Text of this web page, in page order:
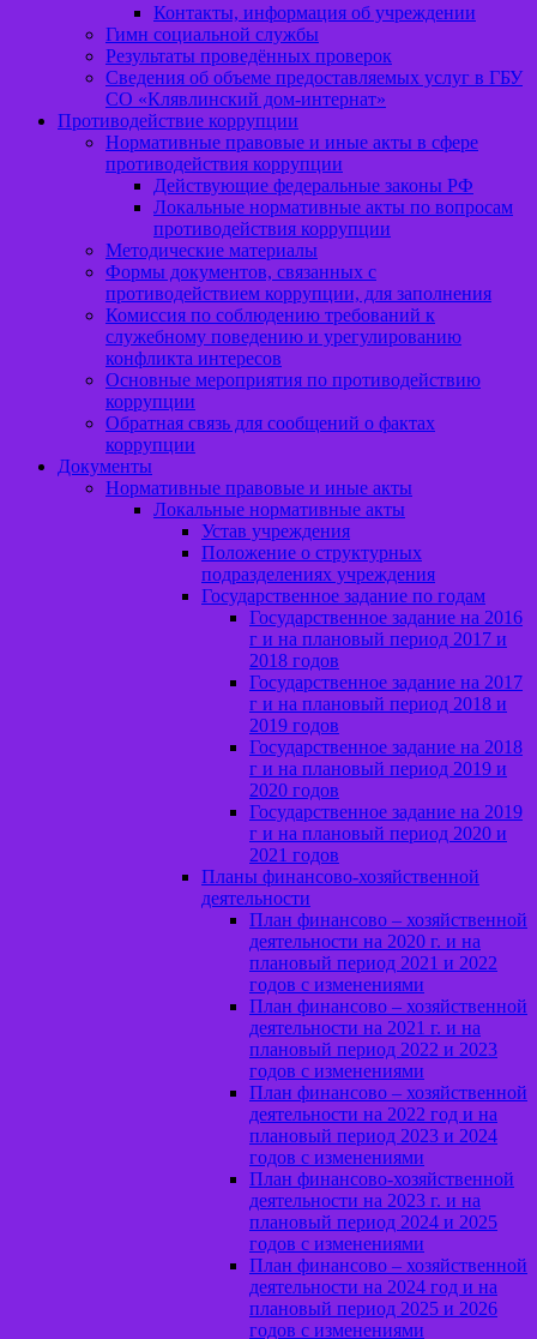
Контакты, информация об учреждении
Гимн социальной службы
Результаты проведённых проверок
Сведения об объеме предоставляемых услуг в ГБУ
СО «Клявлинский дом-интернат»
Противодействие коррупции
Нормативные правовые и иные акты в сфере
противодействия коррупции
Действующие федеральные законы РФ
Локальные нормативные акты по вопросам
противодействия коррупции
Методические материалы
Формы документов, связанных с
противодействием коррупции, для заполнения
Комиссия по соблюдению требований к
служебному поведению и урегулированию
конфликта интересов
Основные мероприятия по противодействию
коррупции
Обратная связь для сообщений о фактах
коррупции
Документы
Нормативные правовые и иные акты
Локальные нормативные акты
Устав учреждения
Положение о структурных
подразделениях учреждения
Государственное задание по годам
Государственное задание на 2016
г и на плановый период 2017 и
2018 годов
Государственное задание на 2017
г и на плановый период 2018 и
2019 годов
Государственное задание на 2018
г и на плановый период 2019 и
2020 годов
Государственное задание на 2019
г и на плановый период 2020 и
2021 годов
Планы финансово-хозяйственной
деятельности
План финансово – хозяйственной
деятельности на 2020 г. и на
плановый период 2021 и 2022
годов с изменениями
План финансово – хозяйственной
деятельности на 2021 г. и на
плановый период 2022 и 2023
годов с изменениями
План финансово – хозяйственной
деятельности на 2022 год и на
плановый период 2023 и 2024
годов с изменениями
План финансово-хозяйственной
деятельности на 2023 г. и на
плановый период 2024 и 2025
годов с изменениями
План финансово – хозяйственной
деятельности на 2024 год и на
плановый период 2025 и 2026
годов с изменениями